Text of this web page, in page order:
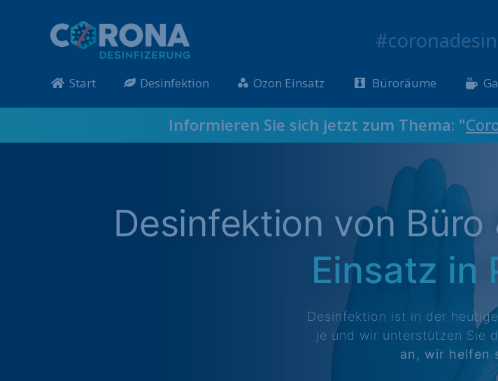
Start Desinfektion Ozon Einsatz Büroräume
Informieren Sie sich jetzt zum Thema: "
Desinfektion von
Einsatz in
Desinfektion ist in der
je und wir unterstützen Sie
an, wir helfen